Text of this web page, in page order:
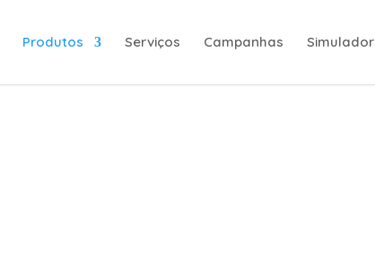
Produtos Serviços Campanhas Simulador